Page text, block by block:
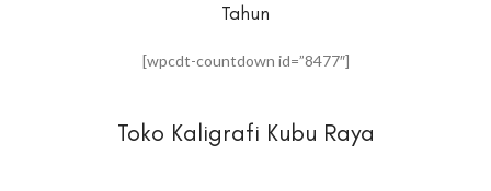
Tahun
[wpcdt-countdown id=”8477″]
Toko Kaligrafi Kubu Raya